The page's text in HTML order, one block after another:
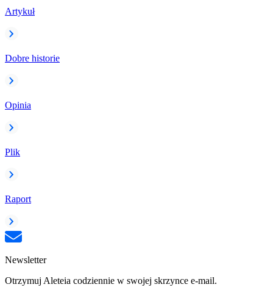
Artykuł
Dobre historie
Opinia
Plik
Raport
Newsletter
Otrzymuj Aleteia codziennie w swojej skrzynce e-mail.